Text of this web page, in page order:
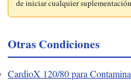
de iniciar cualquier
Otras Condiciones
CardioX 120/80 para